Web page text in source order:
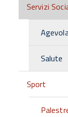
Servizi
Salute
Sport